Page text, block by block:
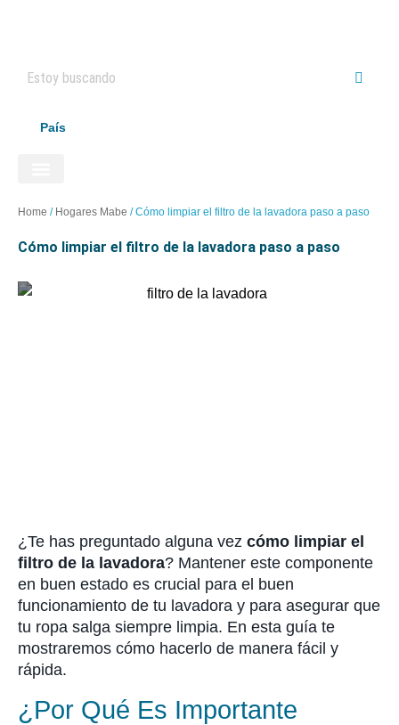
País
Home / Hogares Mabe /Cómo limpiar el filtro de la lavadora paso a paso
cómo limpiar el filtro de la lavadora paso a paso
¿Te has preguntado alguna vez cómo limpiar el
filtro de la lavadora? Mantener este componente
en buen estado es crucial para el buen
funcionamiento de tu lavadora y para asegurar que
tu ropa salga siempre limpia. En esta guía te
mostraremos cómo hacerlo de manera fácil y
rápida.
¿Por Qué Es Importante